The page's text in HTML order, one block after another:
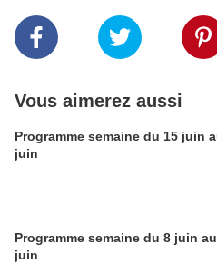
Vous aimerez aussi
Programme semaine du 15 juin
juin
Programme semaine du 8 juin
juin